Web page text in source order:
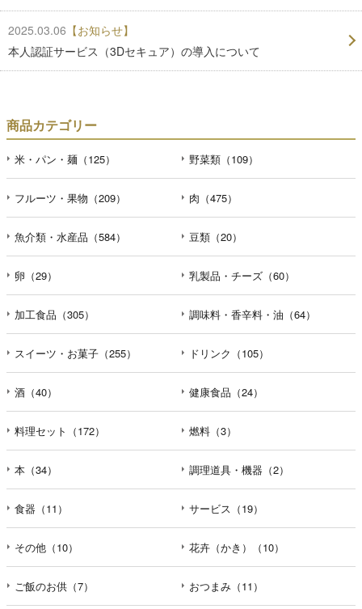
2025.03.06 【お知らせ】
本人認証サービス（3Dセキュア）の導入について
商品カテゴリー
米・パン・麺（125） 野菜類（109）
フルーツ・果物（209） 肉（475）
魚介類・水産品（584） 豆類（20）
卵（29） 乳製品・チーズ（60）
加工食品（305） 調味料・香辛料・油（64）
スイーツ・お菓子（255） ドリンク（105）
酒（40） 健康食品（24）
料理セット（172） 燃料（3）
本（34） 調理道具・機器（2）
食器（11） サービス（19）
その他（10） 花卉（かき）（10）
ご飯のお供（7） おつまみ（11）